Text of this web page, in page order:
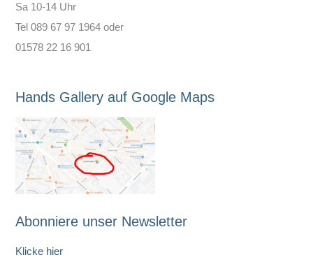
Sa 10-14 Uhr
Tel 089 67 97 1964 oder
01578 22 16 901
Hands Gallery auf Google Maps
Abonniere unser Newsletter
Klicke hier